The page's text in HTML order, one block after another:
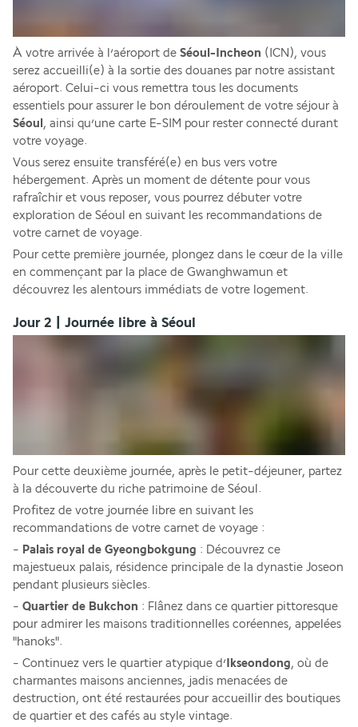
À votre arrivée à l’aéroport de Séoul-Incheon (ICN), vous
serez accueilli(e) à la sortie des douanes par notre assistant
aéroport. Celui-ci vous remettra tous les documents
Séoul , ainsi qu’une carte E-SIM pour rester connecté durant
votre voyage.
Vous serez ensuite transféré(e) en bus vers votre
hébergement. Après un moment de détente pour vous
rafraîchir et vous reposer, vous pourrez débuter votre
exploration de Séoul en suivant les recommandations de
votre carnet de voyage.
Pour cette première journée, plongez dans le cœur de la ville
en commençant par la place de Gwanghwamun et
découvrez les alentours immédiats de votre logement.
Jour 2 | Journée libre à Séoul
Pour cette deuxième journée, après le petit-déjeuner, partez
à la découverte du riche patrimoine de Séoul.
Profitez de votre journée libre en suivant les
recommandations de votre carnet de voyage :
- Palais royal de Gyeongbokgung : Découvrez ce
majestueux palais, résidence principale de la dynastie Joseon
pendant plusieurs siècles.
- Quartier de Bukchon : Flânez dans ce quartier pittoresque
pour admirer les maisons traditionnelles coréennes, appelées
"hanoks".
- Continuez vers le quartier atypique d’ Ikseondong, où de
charmantes maisons anciennes, jadis menacées de
destruction, ont été restaurées pour accueillir des boutiques
de quartier et des cafés au style vintage.